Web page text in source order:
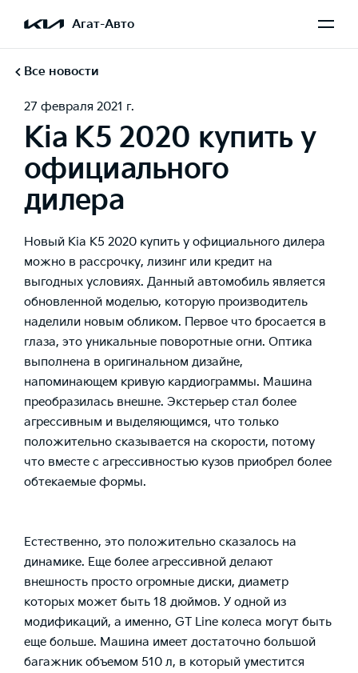
Агат-Авто
Все новости
27 февраля 2021 г.
Kia K5 2020 купить у
официального
дилера
Новый Kia K5 2020 купить у официального дилера
можно в рассрочку, лизинг или кредит на
выгодных условиях. Данный автомобиль является
обновленной моделью, которую производитель
наделили новым обликом. Первое что бросается в
глаза, это уникальные поворотные огни. Оптика
выполнена в оригинальном дизайне,
напоминающем кривую кардиограммы. Машина
преобразилась внешне. Экстерьер стал более
агрессивным и выделяющимся, что только
положительно сказывается на скорости, потому
что вместе с агрессивностью кузов приобрел более
обтекаемые формы.
Естественно, это положительно сказалось на
динамике. Еще более агрессивной делают
внешность просто огромные диски, диаметр
которых может быть 18 дюймов. У одной из
модификаций, а именно, GT Line колеса могут быть
еще больше. Машина имеет достаточно большой
багажник объемом 510 л, в который уместится